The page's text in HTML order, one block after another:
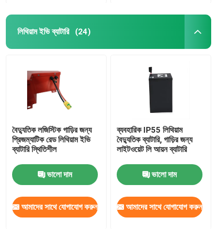
লিথিয়াম ইভি ব্যাটারি (24)
বৈদ্যুতিক লজিস্টিক গাড়ির জন্য
প্রিজম্যাটিক রেড লিথিয়াম ইভি
ব্যাটারি স্থিতিশীল
ভালো দাম
আমাদের সাথে যোগাযোগ করুন
ব্যবহারিক IP55 লিথিয়াম
বৈদ্যুতিক ব্যাটারি, গাড়ির জন্য
লাইটওয়েট লি আয়ন ব্যাটারি
ভালো দাম
আমাদের সাথে যোগাযোগ করুন